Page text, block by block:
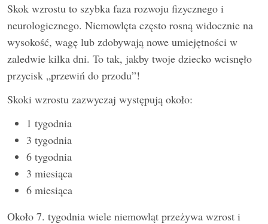
Skok wzrostu to szybka faza rozwoju fizycznego i
neurologicznego. Niemowlęta często rosną widocznie na
wysokość, wagę lub zdobywają nowe umiejętności w
zaledwie kilka dni. To tak, jakby twoje dziecko wcisnęło
przycisk „przewiń do przodu”!
Skoki wzrostu zazwyczaj występują około:
1 tygodnia
3 tygodnia
6 tygodnia
3 miesiąca
6 miesiąca
Około 7. tygodnia wiele niemowląt przeżywa wzrost i